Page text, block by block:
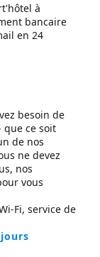
à
bancaire
en 24
besoin de
que ce soit
de nos
ne devez
nos
vous
Fi, service de